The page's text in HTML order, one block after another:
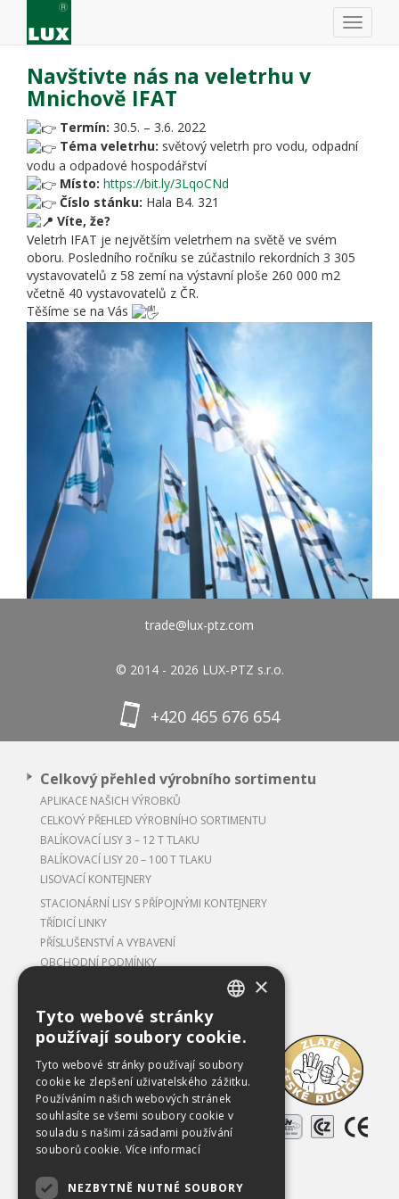
Navštivte nás na veletrhu v
Mnichově IFAT
Termín: 30.5. – 3.6. 2022
Téma veletrhu: světový veletrh pro vodu, odpadní
vodu a odpadové hospodářství
Místo: https://bit.ly/3LqoCNd
Číslo stánku: Hala B4. 321
Víte, že?
Veletrh IFAT je největším veletrhem na světě ve svém
oboru. Posledního ročníku se zúčastnilo rekordních 3 305
vystavovatelů z 58 zemí na výstavní ploše 260 000 m2
včetně 40 vystavovatelů z ČR.
Těšíme se na Vás
trade@lux-ptz.com
© 2014 - 2026 LUX-PTZ s.r.o.
+420 465 676 654
Celkový přehled výrobního sortimentu
APLIKACE NAŠICH VÝROBKŮ
CELKOVÝ PŘEHLED VÝROBNÍHO SORTIMENTU
BALÍKOVACÍ LISY 3 – 12 T TLAKU
BALÍKOVACÍ LISY 20 – 100 T TLAKU
LISOVACÍ KONTEJNERY
STACIONÁRNÍ LISY S PŘÍPOJNÝMI KONTEJNERY
TŘÍDICÍ LINKY
PŘÍSLUŠENSTVÍ A VYBAVENÍ
OBCHODNÍ PODMÍNKY
Ke stažení
O společnosti
Kariéra
Reference
Kontakty
×
Tyto webové stránky
používají soubory cookie.
Tyto webové stránky používají soubory
cookie ke zlepšení uživatelského zážitku.
Používáním našich webových stránek
souhlasíte se všemi soubory cookie v
souladu s našimi zásadami používání
souborů cookie. Více informací
NEZBYTNĚ NUTNÉ SOUBORY